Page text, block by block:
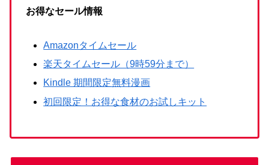
お得なセール情報
Amazonタイムセール
楽天タイムセール（9時59分まで）
Kindle 期間限定無料漫画
初回限定！お得な食材のお試しキット